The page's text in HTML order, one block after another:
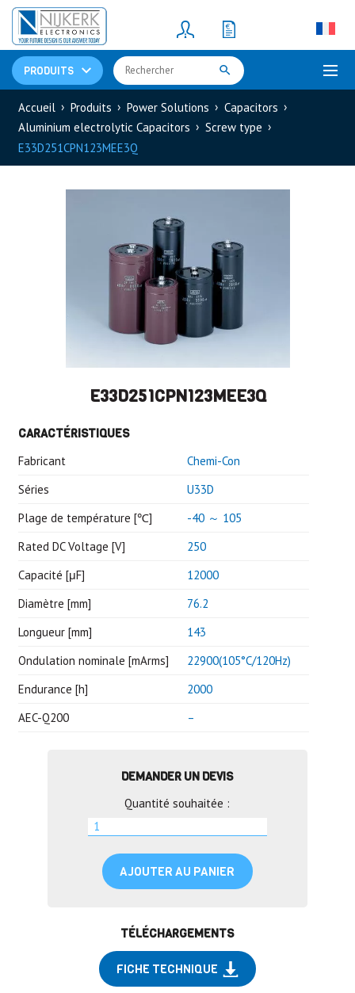
PRODUITS
Resistors(781)
Shunt Resistor
Accueil Produits Power Solutions
Capacitors
Aluminium electrolytic Capacitors
Screw type
E33D251CPN123MEE3Q
E33D251CPN123MEE3Q
CARACTÉRISTIQUES
Fabricant
Chemi-Con
Séries
U33D
Plage de température [℃]
-40 ～ 105
Rated DC Voltage [V]
250
Capacité [μF]
12000
Diamètre [mm]
76.2
Longueur [mm]
143
Ondulation nominale [mArms]
22900(105°C/120Hz)
Endurance [h]
2000
AEC-Q200
–
DEMANDER UN DEVIS
Quantité souhaitée :
AJOUTER AU PANIER
TÉLÉCHARGEMENTS
FICHE TECHNIQUE